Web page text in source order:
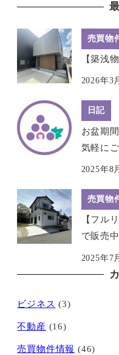
売買物
【築浅
2026年3
日記
お盆期
気軽に
2025年8
売買物
【フル
で販売中
2025年7
ビジネス (3)
不動産 (16)
売買物件情報 (46)